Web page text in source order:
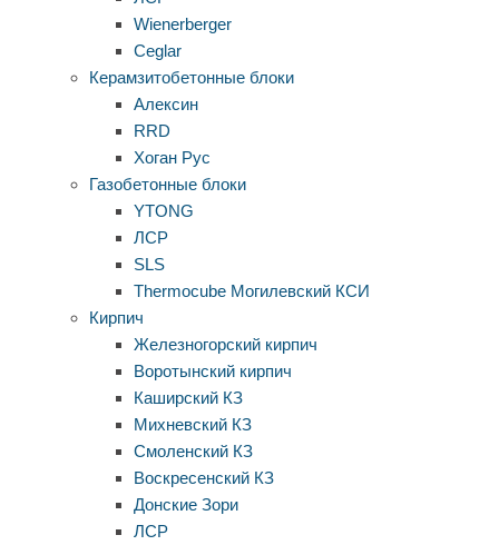
Wienerberger
Ceglar
Керамзитобетонные блоки
Алексин
RRD
Хоган Рус
Газобетонные блоки
YTONG
ЛСР
SLS
Thermocube Могилевский КСИ
Кирпич
Железногорский кирпич
Воротынский кирпич
Каширский КЗ
Михневский КЗ
Смоленский КЗ
Воскресенский КЗ
Донские Зори
ЛСР